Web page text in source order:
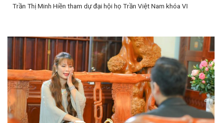
Trần Thị Minh Hiền tham dự đại hội họ Trần Việt Nam khóa VI